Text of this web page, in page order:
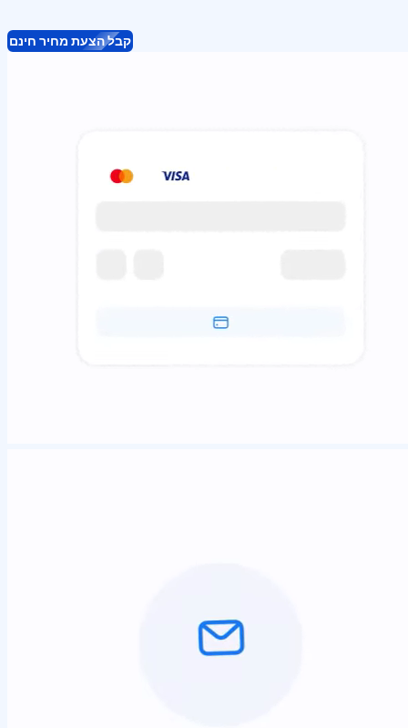
קבל הצעת מחיר חינם